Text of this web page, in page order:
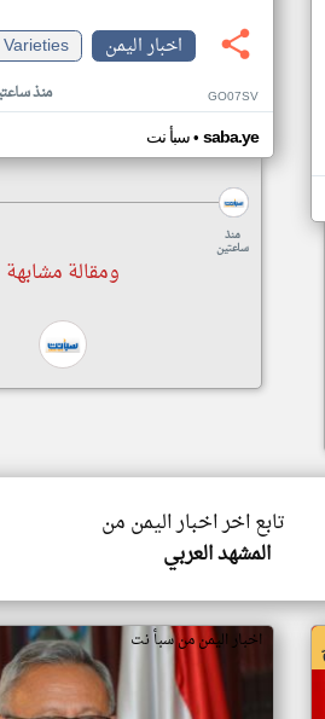
اخبار اليمن
Varieties
منذ GO07SV
سبأ نت• saba.ye
منذ
ساعتين
ومقالة مشابهة
تابع اخر اخبار اليمن من
المشهد العربي
اخبار اليمن من سبأ نت